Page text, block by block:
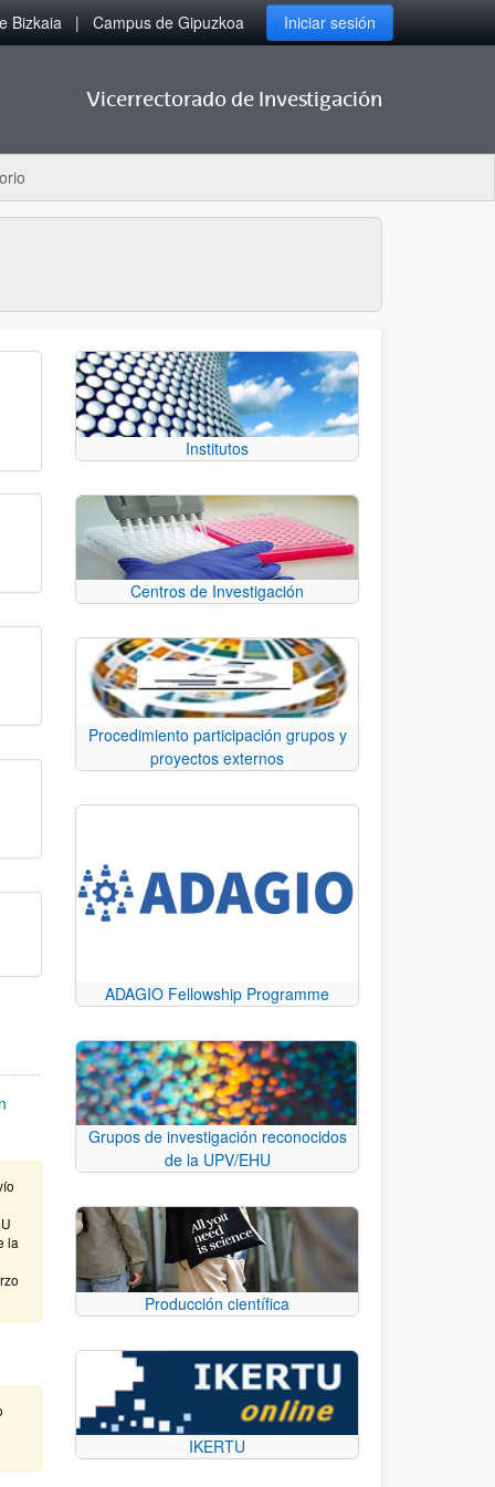
Bizkaia Campus de Gipuzkoa Iniciar sesión
Vicerrectorado de Investigación
la
Institutos
Centros de Investigación
Procedimiento participación grupos y
proyectos externos
ADAGIO Fellowship Programme
Grupos de investigación reconocidos
de la UPV/EHU
Producción científica
IKERTU